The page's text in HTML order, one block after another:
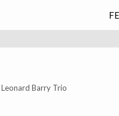
Leonard Barry Trio